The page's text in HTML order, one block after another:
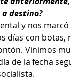
destino?
y nos
días con botas,
Vinimos
de la fecha